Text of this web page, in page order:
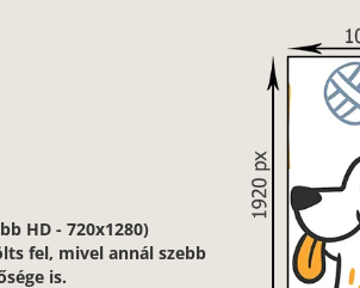
HD - 720x1280)
fel, mivel annál szebb
is.